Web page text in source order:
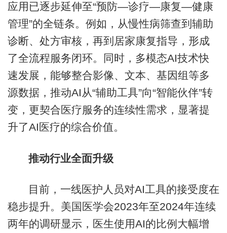
应用已逐步延伸至“预防—诊疗—康复—健康
管理”的全链条。例如，从慢性病筛查到辅助
诊断、处方审核，再到居家康复指导，形成
了全流程服务闭环。同时，多模态AI技术快
速发展，能够整合影像、文本、基因组等多
源数据，推动AI从“辅助工具”向“智能伙伴”转
变，更契合医疗服务的连续性需求，显著提
升了AI医疗的综合价值。
推动行业全面升级
目前，一线医护人员对AI工具的接受度在
稳步提升。美国医学会2023年至2024年连续
两年的调研显示，医生使用AI的比例大幅增